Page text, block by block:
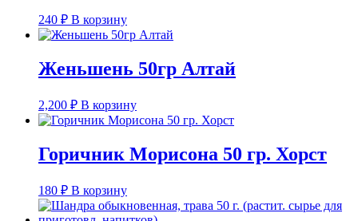
240 ₽ В корзину
Женьшень 50гр Алтай
2,200 ₽ В корзину
Горичник Морисона 50 гр. Хорст
180 ₽ В корзину